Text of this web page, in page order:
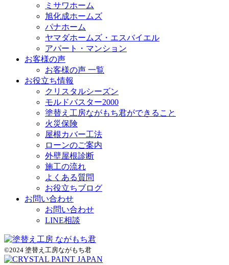
ミサワホーム
旭化成ホームズ
パナホーム
ヤマダホームズ・エスバイエル
アパート・マンション
お客様の声
お客様の声 一覧
お役立ち情報
クリスタルシーズン
モルドバスター2000
塗替え工房ながもち君ができること
火災保険
屋根カバー工法
ローンのご案内
外壁屋根診断
施工の流れ
よくある質問
お役立ちブログ
お問い合わせ
お問い合わせ
LINE相談
©2024 塗替え工房ながもち君